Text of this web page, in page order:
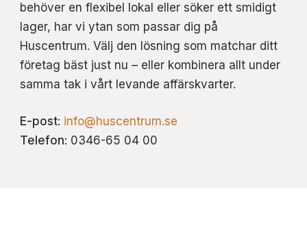
behöver en flexibel lokal eller söker ett smidigt
lager, har vi ytan som passar dig på
Huscentrum. Välj den lösning som matchar ditt
företag bäst just nu – eller kombinera allt under
samma tak i vårt levande affärskvarter.
E-post: info@huscentrum.se
Telefon: 0346-65 04 00